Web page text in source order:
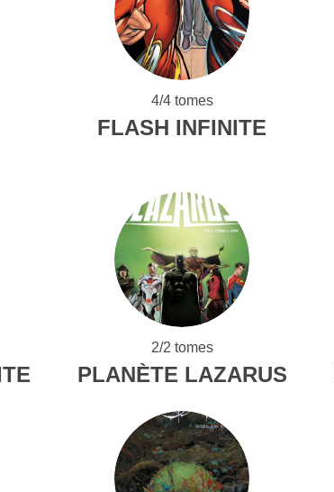
4/4 tomes
FLASH INFINITE
2/2 tomes
PLANÈTE LAZARUS